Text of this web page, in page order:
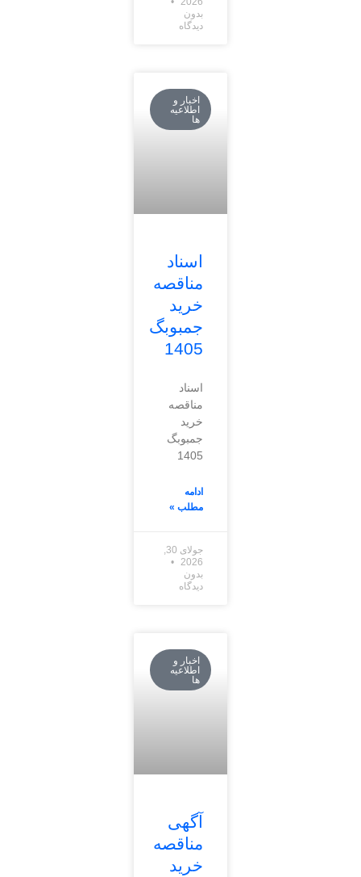
بدون
دیدگاه
اخبار و
اطلاعیه
ها
اسناد
مناقصه
خرید
جمبوبگ
1405
اسناد
مناقصه
خرید
جمبوبگ
1405
ادامه
مطلب »
جولای 30,
2026
بدون
دیدگاه
اخبار و
اطلاعیه
ها
آگهی
مناقصه
خرید